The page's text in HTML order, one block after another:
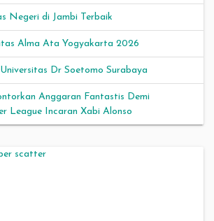
Negeri di Jambi Terbaik
Alma Ata Yogyakarta 2026
Dr Soetomo Surabaya
Anggaran Fantastis Demi
League Incaran Xabi Alonso
scatter